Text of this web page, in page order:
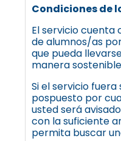
Condiciones de
El servicio cuenta
de alumnos/as
que pueda
manera
Si el servicio fuera
pospuesto por
usted será
con la suficiente
permita buscar